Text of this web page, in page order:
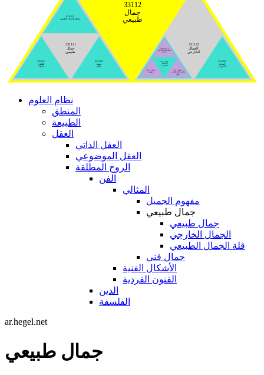
33112
جمال
طبيعي
331121
جمال
طبيعي
3311211
الفكرة
كحياة
3311212
حيوية
جميلة
3311213
مناظر للجمال الطبيعي
331122
الجمال
الخارجي
3311221
الأشكال
المجردة
33112212
انتظام
33112211
تناغم الأشكال في
الفن
33112213
تناغم الأشكال في
الفن
3311222
الوحدة
المجردة
نظام العلوم
المنطق
الطبيعة
العقل
العقل الذاتي
العقل الموضوعي
الروح المطلقة
الفن
المثالي
مفهوم الجميل
جمال طبيعي
جمال طبيعي
الجمال الخارجي
قلة الجمال الطبيعي
جمال فني
الأشكال الفنية
الفنون الفردية
الدين
الفلسفة
ar.hegel.net
جمال طبيعي